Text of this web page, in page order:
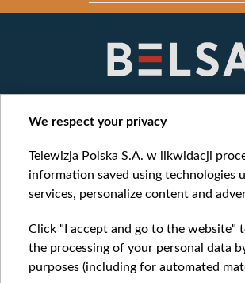
We respect your privacy
Telewizja Polska S.A. w likwidacji
information saved using technologies
services, personalize content and
Click "I accept and go to the website"
the processing of your personal data
purposes (including for automated